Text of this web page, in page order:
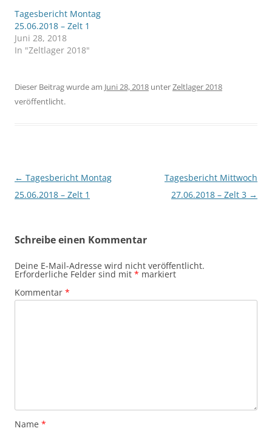
Tagesbericht Montag
25.06.2018 – Zelt 1
Juni 28, 2018
In "Zeltlager 2018"
Dieser Beitrag wurde am Juni 28, 2018 unterZeltlager 2018
veröffentlicht.
Beitragsnavigation
← Tagesbericht Montag
25.06.2018 – Zelt 1
Tagesbericht Mittwoch
27.06.2018 – Zelt 3 →
Schreibe einen Kommentar
Deine E-Mail-Adresse wird nicht veröffentlicht.
Erforderliche Felder sind mit * markiert
Kommentar *
Name *